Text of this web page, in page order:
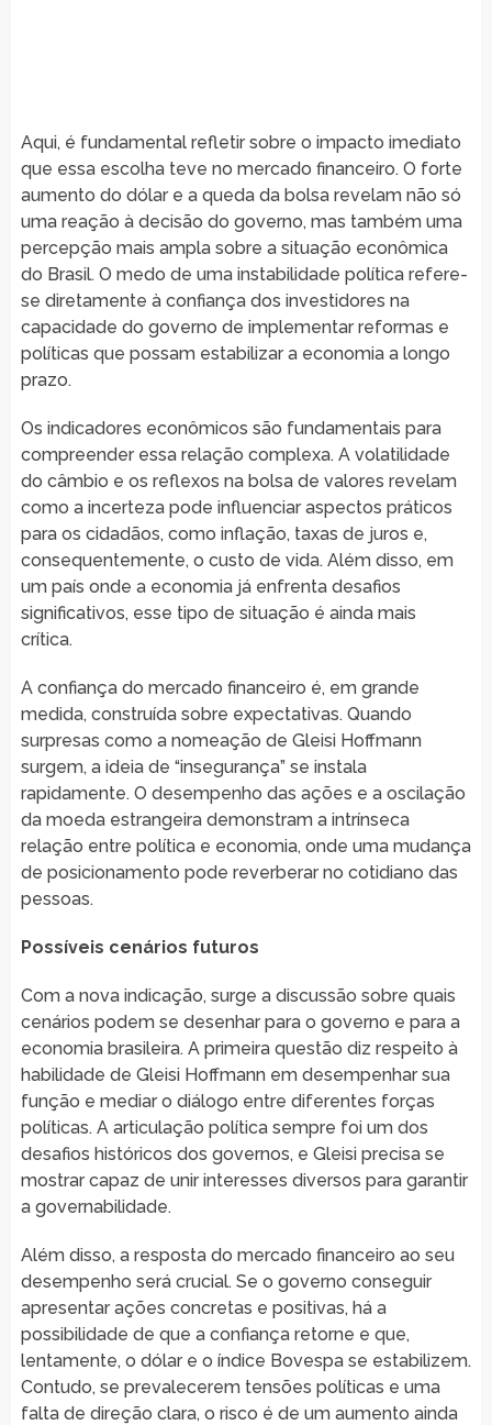
Aqui, é fundamental refletir sobre o impacto imediato
que essa escolha teve no mercado financeiro. O forte
aumento do dólar e a queda da bolsa revelam não só
uma reação à decisão do governo, mas também uma
percepção mais ampla sobre a situação econômica
do Brasil. O medo de uma instabilidade política refere-
se diretamente à confiança dos investidores na
capacidade do governo de implementar reformas e
políticas que possam estabilizar a economia a longo
prazo.
Os indicadores econômicos são fundamentais para
compreender essa relação complexa. A volatilidade
do câmbio e os reflexos na bolsa de valores revelam
como a incerteza pode influenciar aspectos práticos
para os cidadãos, como inflação, taxas de juros e,
consequentemente, o custo de vida. Além disso, em
um país onde a economia já enfrenta desafios
significativos, esse tipo de situação é ainda mais
crítica.
A confiança do mercado financeiro é, em grande
medida, construída sobre expectativas. Quando
surpresas como a nomeação de Gleisi Hoffmann
surgem, a ideia de “insegurança” se instala
rapidamente. O desempenho das ações e a oscilação
da moeda estrangeira demonstram a intrínseca
relação entre política e economia, onde uma mudança
de posicionamento pode reverberar no cotidiano das
pessoas.
Possíveis cenários futuros
Com a nova indicação, surge a discussão sobre quais
cenários podem se desenhar para o governo e para a
economia brasileira. A primeira questão diz respeito à
habilidade de Gleisi Hoffmann em desempenhar sua
função e mediar o diálogo entre diferentes forças
políticas. A articulação política sempre foi um dos
desafios históricos dos governos, e Gleisi precisa se
mostrar capaz de unir interesses diversos para garantir
a governabilidade.
Além disso, a resposta do mercado financeiro ao seu
desempenho será crucial. Se o governo conseguir
apresentar ações concretas e positivas, há a
possibilidade de que a confiança retorne e que,
lentamente, o dólar e o índice Bovespa se estabilizem.
Contudo, se prevalecerem tensões políticas e uma
falta de direção clara, o risco é de um aumento ainda